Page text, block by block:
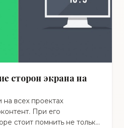
сторон экрана на
на всех проектах
При его
стоит помнить не только